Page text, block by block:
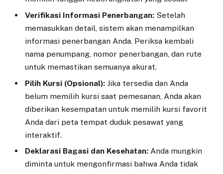
Verifikasi Informasi Penerbangan: Setelah
memasukkan detail, sistem akan menampilkan
informasi penerbangan Anda. Periksa kembali
nama penumpang, nomor penerbangan, dan rute
untuk memastikan semuanya akurat.
Pilih Kursi (Opsional): Jika tersedia dan Anda
belum memilih kursi saat pemesanan, Anda akan
diberikan kesempatan untuk memilih kursi favorit
Anda dari peta tempat duduk pesawat yang
interaktif.
Deklarasi Bagasi dan Kesehatan: Anda mungkin
diminta untuk mengonfirmasi bahwa Anda tidak